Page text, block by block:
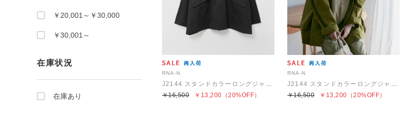
￥20,001～￥30,000
￥30,001～
在庫状況
在庫あり
RNA-N
J2144 スタンドカラーロングジャケット
￥13,200
￥16,500 （20%OFF）
RNA-N
J2144 スタンドカラーロングジャケット
￥13,200
￥16,500 （20%OFF）